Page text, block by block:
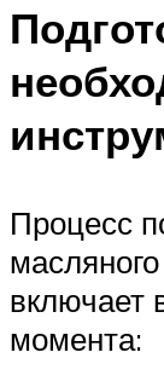
Процесс
включает
момента: